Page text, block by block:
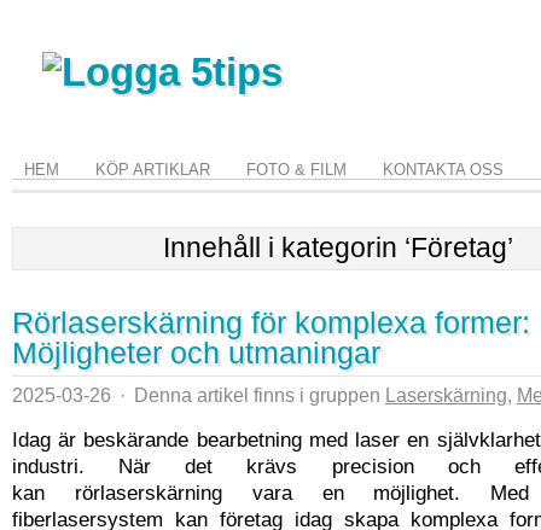
HEM KÖP ARTIKLAR FOTO & FILM KONTAKTA OSS
Innehåll i kategorin ‘Företag’
Rörlaserskärning för komplexa former:
Möjligheter och utmaningar
2025-03-26 · Denna artikel finns i gruppen Laserskärning,
Idag är beskärande bearbetning med laser en
industri. När det krävs precision och
kan rörlaserskärning vara en möjlighet. Med
fiberlasersystem kan företag idag skapa komplexa